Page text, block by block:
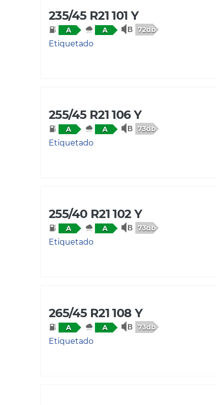
235/45 R21 101 Y
A A 72db
Etiquetado
255/45 R21 106 Y
A A 73db
Etiquetado
255/40 R21 102 Y
A A 73db
Etiquetado
265/45 R21 108 Y
A A 73db
Etiquetado